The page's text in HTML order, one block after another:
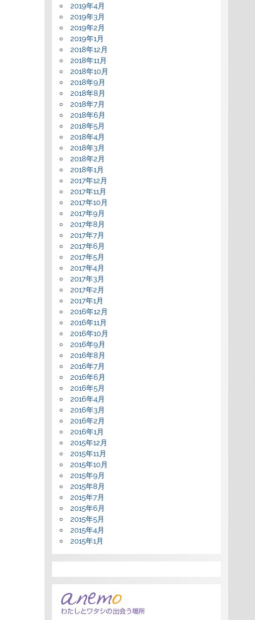
2019年4月
2019年3月
2019年2月
2019年1月
2018年12月
2018年11月
2018年10月
2018年9月
2018年8月
2018年7月
2018年6月
2018年5月
2018年4月
2018年3月
2018年2月
2018年1月
2017年12月
2017年11月
2017年10月
2017年9月
2017年8月
2017年7月
2017年6月
2017年5月
2017年4月
2017年3月
2017年2月
2017年1月
2016年12月
2016年11月
2016年10月
2016年9月
2016年8月
2016年7月
2016年6月
2016年5月
2016年4月
2016年3月
2016年2月
2016年1月
2015年12月
2015年11月
2015年10月
2015年9月
2015年8月
2015年7月
2015年6月
2015年5月
2015年4月
2015年1月